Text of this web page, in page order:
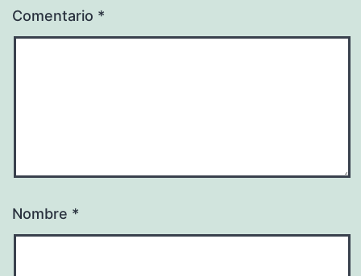
Comentario *
Nombre *